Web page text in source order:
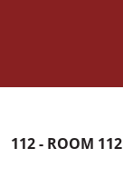
112 - ROOM 112